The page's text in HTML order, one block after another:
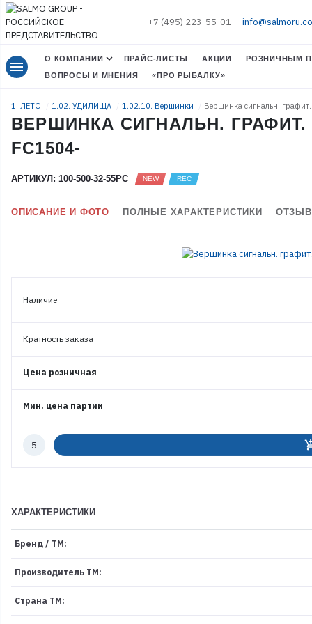
+7 (495) 223-55-01
menu О КОМПАНИИ ПРАЙС-ЛИСТЫ АКЦИИ
РОЗНИЧНЫМ
ВОПРОСЫ И МНЕНИЯ
«ПРО РЫБАЛКУ»
1. ЛЕТО 1.02. УДИЛИЩА 1.02.10. Вершинки Вершинка сигнальн.
ВЕРШИНКА СИГНАЛЬН. ГРАФИТ.
FC1504-
АРТИКУЛ: 100-500-32-55PC
ОПИСАНИЕ И ФОТО ПОЛНЫЕ ХАРАКТЕРИСТИКИ
Наличие
Кратность заказа
Цена розничная
Мин. цена партии
Количество
ХАРАКТЕРИСТИКИ
Бренд / ТМ:
Производитель ТМ:
Страна ТМ: